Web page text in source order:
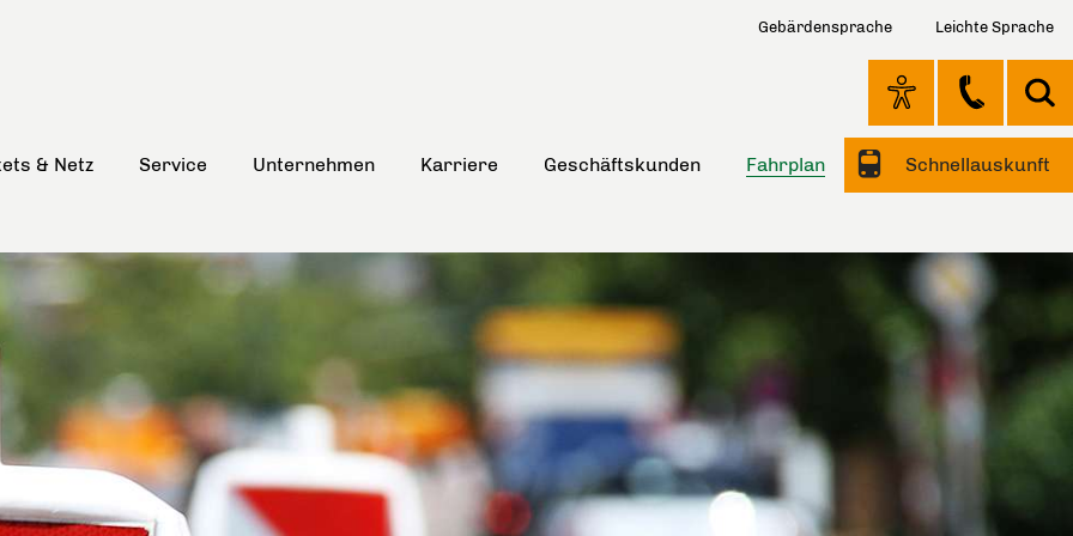
Gebärdensprache Leichte Sprache
& Netz Service Unternehmen Karriere Geschäftskunden Fahrplan Schnellauskunft